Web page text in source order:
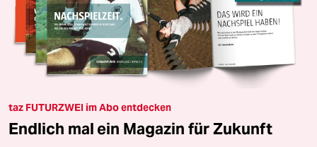
taz FUTURZWEI im Abo entdecken
Endlich mal ein Magazin für Zukunft